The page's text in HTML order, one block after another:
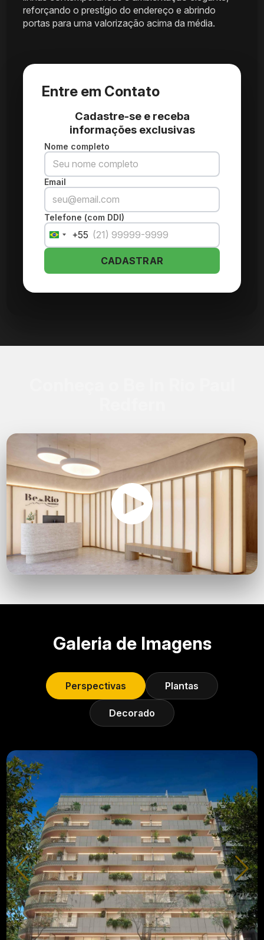
reforçando o prestígio do endereço e abrindo
portas para uma valorização acima da média.
Entre em Contato
Cadastre-se e receba
informações exclusivas
Nome completo
Email
Telefone (com DDI)
Brazil
+55
+55
CADASTRAR
Galeria de Imagens
Perspectivas Plantas
Decorado